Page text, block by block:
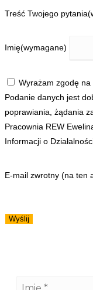
Treść Twojego pytania
Imię(wymagane)
Wyrażam zgodę
Podanie danych jest
poprawiania, żądania
Pracownia REW
Informacji o
E-mail zwrotny (na ten
Wyślij